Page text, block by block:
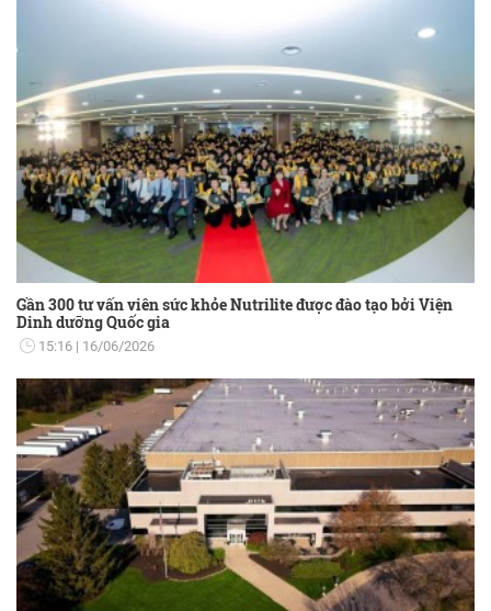
Gần 300 tư vấn viên sức khỏe Nutrilite được đào tạo bởi Viện
Dinh dưỡng Quốc gia
15:16 16/06/2026